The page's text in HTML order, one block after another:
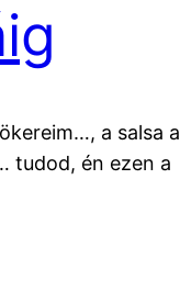
a salsa a
tudod, én ezen a